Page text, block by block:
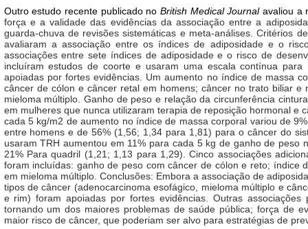
Outro estudo recente publicado no British Medical Journalavaliou a
força e a validade das evidências da associação entre a
guarda-chuva de revisões sistemáticas e meta-análises. Critérios
avaliaram a associação entre os índices de adiposidade e o
associações entre sete índices de adiposidade e o risco de
incluíram estudos de coorte e usaram uma escala contínua
apoiadas por fortes evidências. Um aumento no índice de massa
câncer de cólon e câncer retal em homens; câncer no trato biliar
mieloma múltiplo. Ganho de peso e relação da circunferência
em mulheres que nunca utilizaram terapia de reposição hormonal e
cada 5 kg/m2 de aumento no índice de massa corporal variou de
entre homens e de 56% (1,56; 1,34 para 1,81) para o câncer do
usaram TRH aumentou em 11% para cada 5 kg de ganho de
21% Para quadril (1,21; 1,13 para 1,29). Cinco associações
foram incluídas: ganho de peso com câncer de cólon e reto; índice
em mieloma múltiplo. Conclusões: Embora a associação de
tipos de câncer (adenocarcinoma esofágico, mieloma múltiplo e
e rim) foram apoiadas por fortes evidências. Outras
tornando um dos maiores problemas de saúde pública; força de
maior risco de câncer, que poderiam ser alvo para estratégias de